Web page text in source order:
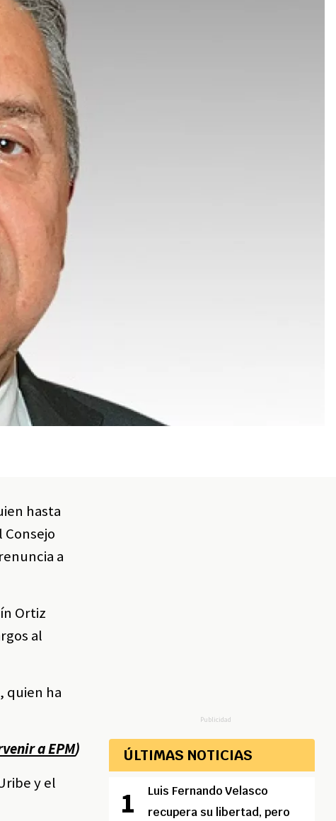
hasta
a
Ortiz
al
quien ha
a EPM)
y el
Publicidad
ÚLTIMAS NOTICIAS
Luis Fernando Velasco
recupera su libertad, pero